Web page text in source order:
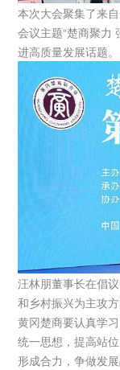
本次大会聚集了来
会议主题“楚商聚力
进高质量发展话题。
汪林朋董事长在倡
和乡村振兴为主攻
黄冈楚商要认真学
统一思想，提高站
形成合力，争做发